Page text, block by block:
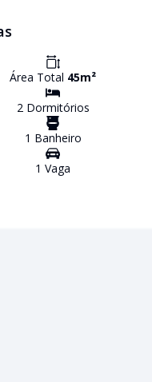
Área Total 45m²
2Dormitórios
1 Banheiro
1 Vaga